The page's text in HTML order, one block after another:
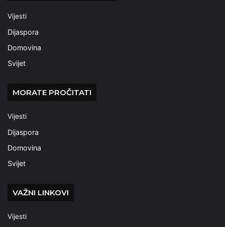
Vijesti
Dijaspora
Domovina
Svijet
MORATE PROČITATI
Vijesti
Dijaspora
Domovina
Svijet
VAŽNI LINKOVI
Vijesti